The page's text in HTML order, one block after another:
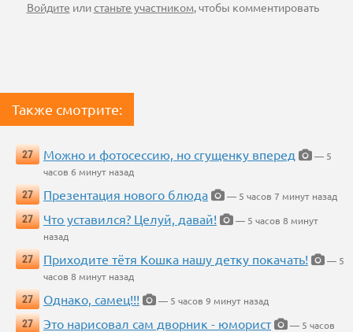
Войдите илистаньте участником, чтобы комментировать
Также смотрите:
27 Можно и фотосессию, но сгущенку вперед
— 5
часов 6 минут назад
27
Презентация нового блюда
— 5 часов 7 минут назад
27
Что уставился? Целуй, давай!
— 5 часов 8 минут
назад
27
Приходите тётя Кошка нашу детку покачать!
— 5
часов 8 минут назад
27
Однако, самец!!!
— 5 часов 9 минут назад
27
Это нарисовал сам дворник - юморист
— 5 часов